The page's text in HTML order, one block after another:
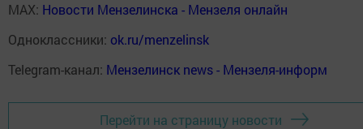
MAX: Новости Мензелинска - Мензеля онлайн
Одноклассники: ok.ru/menzelinsk
Telegram-канал: Мензелинск news - Мензеля-информ
Перейти на страницу новости